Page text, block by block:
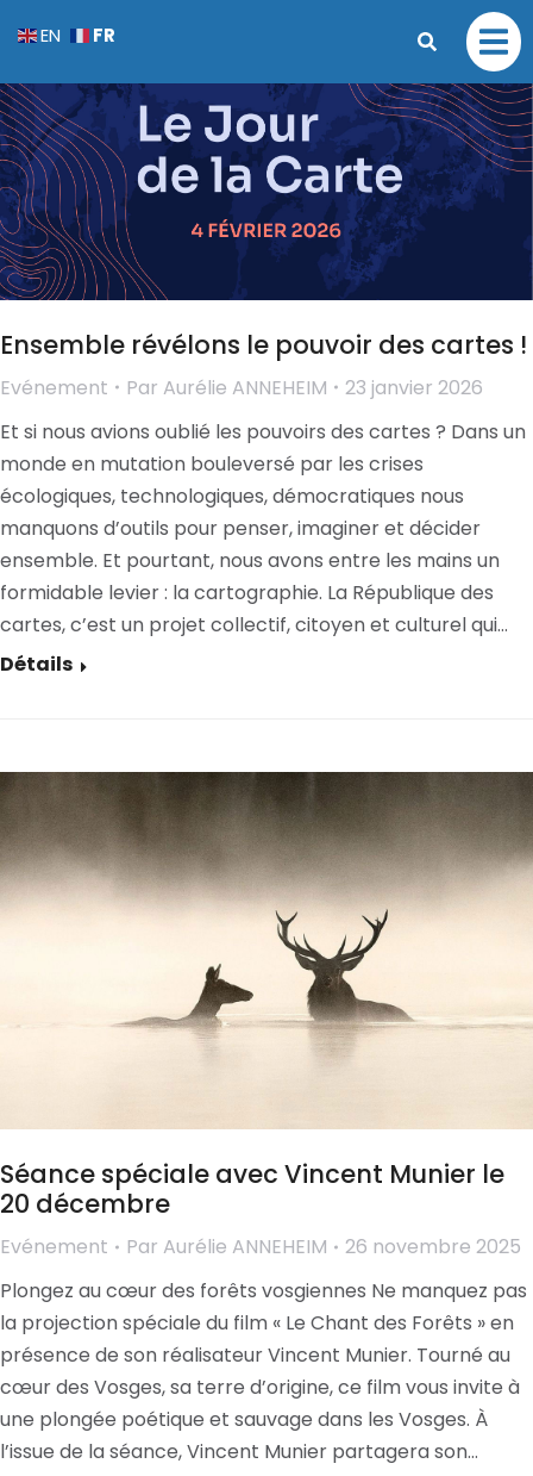
Ensemble révélons le pouvoir des cartes !
Evénement Par Aurélie ANNEHEIM
23 janvier 2026
Et si nous avions oublié les pouvoirs des cartes ? Dans un
monde en mutation bouleversé par les crises
écologiques, technologiques, démocratiques nous
manquons d’outils pour penser, imaginer et décider
ensemble. Et pourtant, nous avons entre les mains un
formidable levier : la cartographie. La République des
cartes, c’est un projet collectif, citoyen et culturel qui…
Détails
Séance spéciale avec Vincent Munier le
20 décembre
Evénement Par Aurélie ANNEHEIM
26 novembre 2025
Plongez au cœur des forêts vosgiennes Ne manquez pas
la projection spéciale du film « Le Chant des Forêts » en
présence de son réalisateur Vincent Munier. Tourné au
cœur des Vosges, sa terre d’origine, ce film vous invite à
une plongée poétique et sauvage dans les Vosges. À
l’issue de la séance, Vincent Munier partagera son…
EN FR